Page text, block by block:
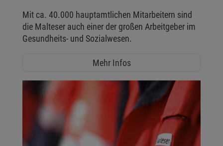
Mit ca. 40.000 hauptamtlichen Mitarbeitern sind
die Malteser auch einer der großen Arbeitgeber im
Gesundheits- und Sozialwesen.
Mehr Infos